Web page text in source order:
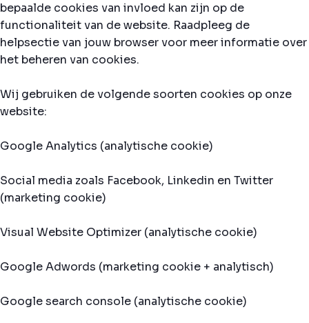
bepaalde cookies van invloed kan zijn op de
functionaliteit van de website. Raadpleeg de
helpsectie van jouw browser voor meer informatie over
het beheren van cookies.
Wij gebruiken de volgende soorten cookies op onze
website:
Google Analytics (analytische cookie)
Social media zoals Facebook, Linkedin en Twitter
(marketing cookie)
Visual Website Optimizer (analytische cookie)
Google Adwords (marketing cookie + analytisch)
Google search console (analytische cookie)